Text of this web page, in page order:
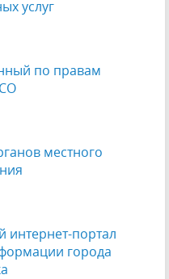
услуг
по правам
местного
портал
города